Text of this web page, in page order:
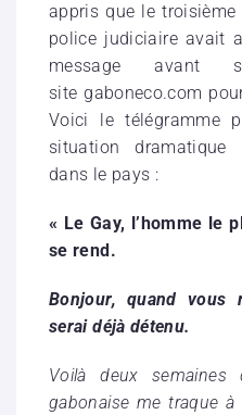
appris que le
police judiciaire avait
message avant
site gaboneco.com
Voici le télégramme
situation dramatique
dans le pays :
« Le Gay, l’homme le
se rend.
Bonjour, quand vous
serai déjà détenu.
Voilà deux
gabonaise me traque à